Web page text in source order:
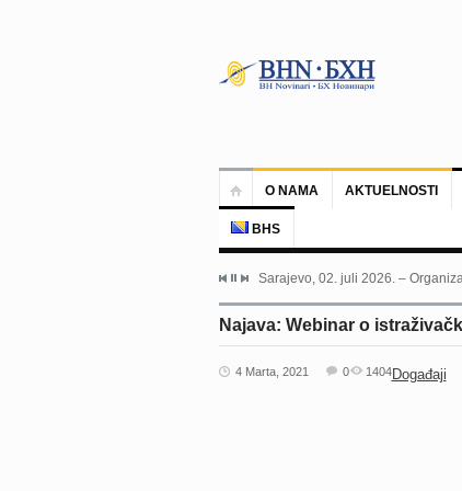
O NAMA AKTUELNOSTI
BHS
Sarajevo, 02. juli 2026. –
Najava: Webinar o
4 Marta, 2021 Događaji
0 1404